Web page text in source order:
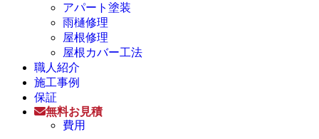
アパート塗装
雨樋修理
屋根修理
屋根カバー工法
職人紹介
施工事例
保証
無料お見積
費用